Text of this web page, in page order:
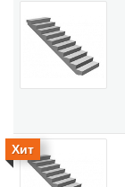
Хит